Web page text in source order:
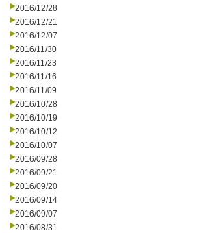
2016/12/28
2016/12/21
2016/12/07
2016/11/30
2016/11/23
2016/11/16
2016/11/09
2016/10/28
2016/10/19
2016/10/12
2016/10/07
2016/09/28
2016/09/21
2016/09/20
2016/09/14
2016/09/07
2016/08/31